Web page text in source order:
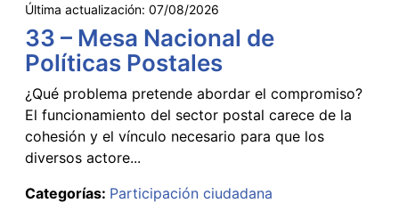
Última actualización: 07/08/2026
33 – Mesa Nacional de
Políticas Postales
¿Qué problema pretende abordar el compromiso?
El funcionamiento del sector postal carece de la
cohesión y el vínculo necesario para que los
diversos actore...
Categorías: Participación ciudadana